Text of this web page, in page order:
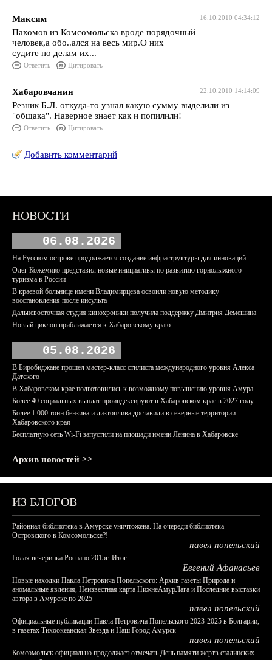
16.10.2010 04:34:12
Максим
Пахомов из Комсомольска вроде порядочный
человек,а обо..ался на весь мир.О них
судите по делам их...
Ответить Цитировать
22.10.2010 14:14:09
Хабаровчанин
Резник Б.Л. откуда-то узнал какую сумму выделили из
"общака". Наверное знает как и попилили!
Ответить Цитировать
Добавить комментарий
НОВОСТИ
06.08.2026
На Русском острове продолжается создание инфраструктуры для инноваций
Олег Кожемяко представил новые инициативы по развитию горнолыжного
туризма в России
В краевой больнице имени Владимирцева освоили новую методику
восстановления после инсульта
Дальневосточная студия кинохроники получила поддержку Дмитрия Демешина
Новый циклон приближается к Хабаровскому краю
05.08.2026
В Биробиджане прошел мастер-класс стилиста международного уровня Алекса
Датского
В Хабаровском крае подготовились к возможному повышению уровня Амура
Более 40 социальных выплат проиндексируют в Хабаровском крае в 2027 году
Более 1 000 тонн бензина и дизтоплива доставили в северные территории
Хабаровского края
Бесплатную сеть Wi-Fi запустили на площади имени Ленина в Хабаровске
Архив новостей >>
ИЗ БЛОГОВ
Районная библиотека в Амурске уничтожена. На очереди библиотека
Островского в Комсомольске?!
павел попельский
Голая вечеринка Роснано 2015г. Итог.
Евгений Афанасьев
Новые находки Павла Петровича Попельского: Архив газеты Природа и
аномальные явления, Неизвестная карта НижнеАмурЛага и Последние выставки
автора в Амурске по 2025
павел попельский
Официальные публикации Павла Петровича Попельского 2023-2025 в Болгарии,
в газетах Тихоокеанская Звезда и Наш Город Амурск
павел попельский
Комсомольск официально продолжает отмечать День памяти жертв сталинских